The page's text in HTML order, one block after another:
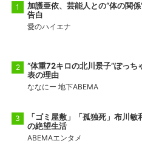
加護亜依、芸能人との“体の関係
告白
愛のハイエナ
“体重72キロの北川景子”ぽっち
表の理由
ななにー 地下ABEMA
「ゴミ屋敷」「孤独死」布川敏
の絶望生活
ABEMAエンタメ